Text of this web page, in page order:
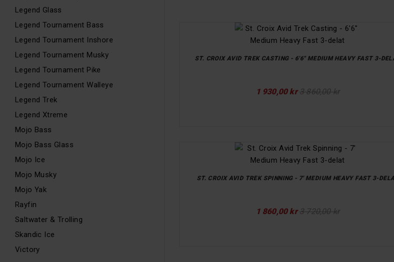
Legend Glass
Legend Tournament Bass
Legend Tournament Inshore
Legend Tournament Musky
Legend Tournament Pike
Legend Tournament Walleye
Legend Trek
Legend Xtreme
Mojo Bass
Mojo Bass Glass
Mojo Ice
Mojo Musky
Mojo Yak
Rayfin
Saltwater & Trolling
Skandic Ice
Victory
ST. CROIX AVID TREK CASTING - 6'6" MEDIUM HEAVY FAST 3-
1 930,00 kr 3 860,00 kr
ST. CROIX AVID TREK SPINNING - 7' MEDIUM HEAVY FAST 3-
1 860,00 kr 3 720,00 kr